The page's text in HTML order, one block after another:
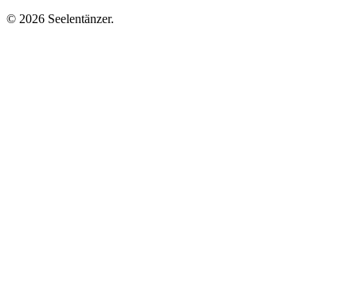
© 2026 Seelentänzer.